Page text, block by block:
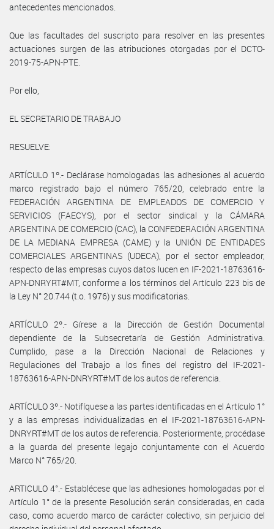
antecedentes mencionados.
Que las facultades del suscripto para resolver en las presentes
actuaciones surgen de las atribuciones otorgadas por el DCTO-
2019-75-APN-PTE.
Por ello,
EL SECRETARIO DE TRABAJO
RESUELVE:
ARTÍCULO 1º.- Declárase homologadas las adhesiones al acuerdo
marco registrado bajo el número 765/20, celebrado entre la
FEDERACIÓN ARGENTINA DE EMPLEADOS DE COMERCIO Y
SERVICIOS (FAECYS), por el sector sindical y la CÁMARA
ARGENTINA DE COMERCIO (CAC), la CONFEDERACIÓN ARGENTINA
DE LA MEDIANA EMPRESA (CAME) y la UNIÓN DE ENTIDADES
COMERCIALES ARGENTINAS (UDECA), por el sector empleador,
respecto de las empresas cuyos datos lucen en IF-2021-18763616-
APN-DNRYRT#MT, conforme a los términos del Artículo 223 bis de
la Ley N° 20.744 (t.o. 1976) y sus modificatorias.
ARTÍCULO 2º.- Gírese a la Dirección de Gestión Documental
dependiente de la Subsecretaría de Gestión Administrativa.
Cumplido, pase a la Dirección Nacional de Relaciones y
Regulaciones del Trabajo a los fines del registro del IF-2021-
18763616-APN-DNRYRT#MT de los autos de referencia.
ARTÍCULO 3º.- Notifíquese a las partes identificadas en el Artículo 1°
y a las empresas individualizadas en el IF-2021-18763616-APN-
DNRYRT#MT de los autos de referencia. Posteriormente, procédase
a la guarda del presente legajo conjuntamente con el Acuerdo
Marco N° 765/20.
ARTICULO 4°.- Establécese que las adhesiones homologadas por el
Artículo 1° de la presente Resolución serán consideradas, en cada
caso, como acuerdo marco de carácter colectivo, sin perjuicio del